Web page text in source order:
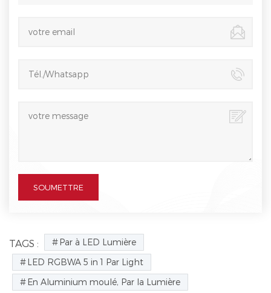
TAGS :
Par à LED Lumière
LED RGBWA 5 in 1 Par Light
En Aluminium moulé, Par la Lumière